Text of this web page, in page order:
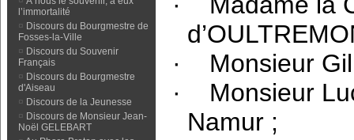
l’immortalité
¤ Discours du Bourgmestre de
Fosses-la-Ville
¤ Discours du Souvenir
Français
¤ Discours du Bourgmestre
d'Aiseau
¤ Discours de la Jeunesse
¤ Discours de Monsieur Jean-
Noël GELEBART
·
Monsieur
·
Monsieur
Namur ;